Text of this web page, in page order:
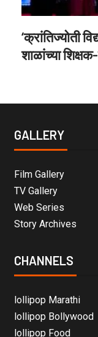
‘क्रांतिज्योती
शाळांच्या
GALLERY
Film Gallery
TV Gallery
Web Series
Story Archives
CHANNELS
lollipop Marathi
lollipop Bollywood
lollipop Food